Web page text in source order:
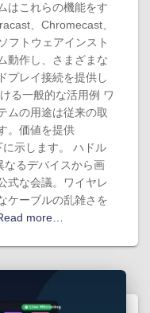
はこれらの機能をす
、Chromecast、
フトウェアインスト
動作し、さまざまな
プレイ接続を提供し
る一般的な活用例 ワ
ムの用途は従来の取
。価値を提供
示します。 ハドル
なるデバイスから画
式な会議。ワイヤレ
ケーブルの乱雑さを
more…